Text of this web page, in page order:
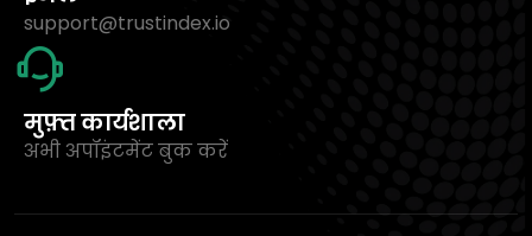
support@trustindex.io
मुफ़्त कार्यशाला
अभी अपॉइंटमेंट बुक करें